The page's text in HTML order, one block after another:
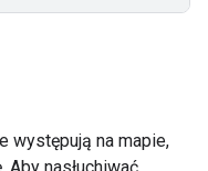
występują na mapie,